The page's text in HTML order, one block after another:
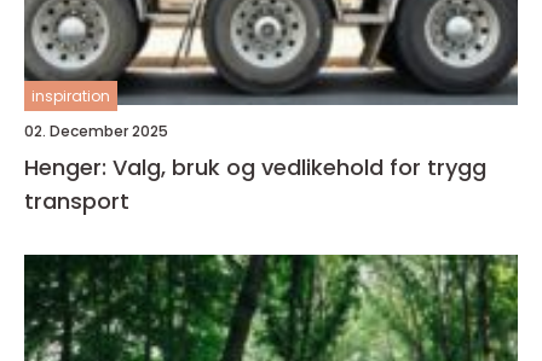
inspiration
02. December 2025
Henger: Valg, bruk og vedlikehold for trygg
transport